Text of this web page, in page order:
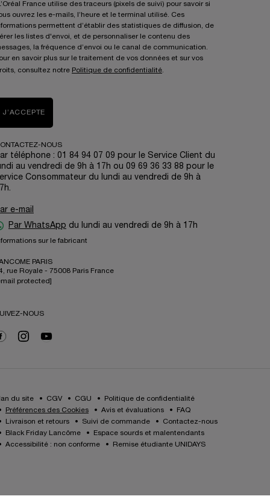
France utilise des traceurs (pixels de suivi) pour savoir si
ouvrez les e-mails, l’heure et le terminal utilisé. Ces
permettent d’établir des statistiques de diffusion, de
les listes d'envoi, et de personnaliser le contenu des
la fréquence d’envoi ou le canal de communication.
en savoir plus sur le traitement de vos données et sur vos
consultez notre Politique de confidentialité.
J’ACCEPTE
NOUS
téléphone : 01 84 94 07 09 pour le Service Client du
au vendredi de 9h à 17h ou 09 69 36 33 88 pour le
Consommateur du lundi au vendredi de 9h à
e-mail
Par WhatsApp du lundi au vendredi de 9h à 17h
sur le fabricant
PARIS
rue Royale - 75008 Paris France
protected]
NOUS
du site CGV CGU
Politique de confidentialité
Préférences des Cookies
Avis et évaluations
FAQ
Livraison et retours
Suivi de commande
Contactez-nous
Black Friday Lancôme
Espace sourds et malentendants
Accessibilité : non conforme
Remise étudiante UNIDAYS